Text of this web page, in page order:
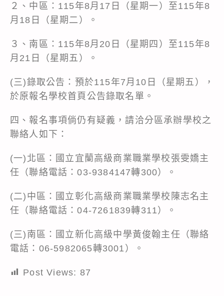
２、中區：115年8月17日（星期一）至115年8
月18日（星期二）。
３、南區：115年8月20日（星期四）至115年8
月21日（星期五）。
(三)錄取公告：預於115年7月10日（星期五），
於原報名學校首頁公告錄取名單。
四、報名事項倘仍有疑義，請洽分區承辦學校之
聯絡人如下：
(一)北區：國立宜蘭高級商業職業學校張雯嬌主
任（聯絡電話：03-9384147轉300）。
(二)中區：國立彰化高級商業職業學校陳志名主
任（聯絡電話：04-7261839轉311）。
(三)南區：國立新化高級中學黃俊翰主任（聯絡
電話：06-5982065轉3001）。
Post Views: 87